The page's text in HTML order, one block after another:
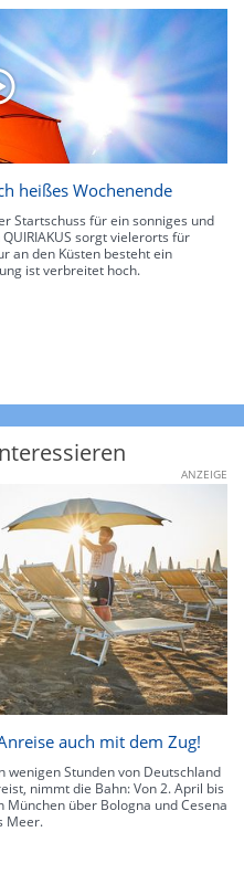
heißes Wochenende
Startschuss für ein sonniges und
sorgt vielerorts für
an den Küsten besteht ein
ist verbreitet hoch.
ANZEIGE
auch mit dem Zug!
wenigen Stunden von Deutschland
nimmt die Bahn: Von 2. April bis
über Bologna und Cesena
Meer.